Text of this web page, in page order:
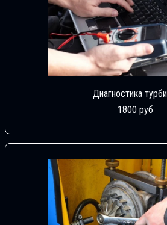
Диагностика
1800 руб